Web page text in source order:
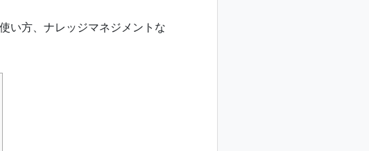
い方、ナレッジマネジメントな